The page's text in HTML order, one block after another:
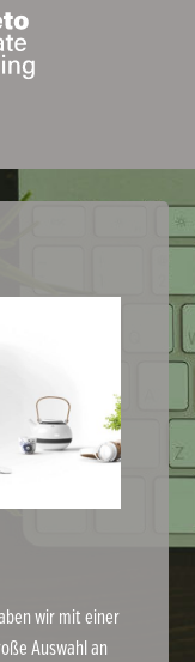
wir mit einer
Auswahl an